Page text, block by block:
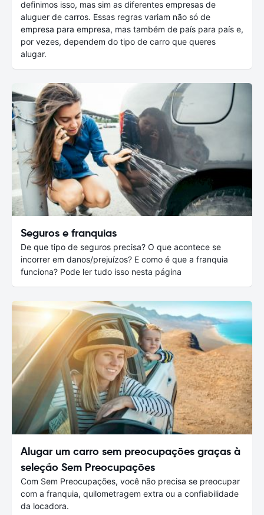
definimos isso, mas sim as diferentes empresas de
aluguer de carros. Essas regras variam não só de
empresa para empresa, mas também de país para país e,
por vezes, dependem do tipo de carro que queres
alugar.
Seguros e franquias
De que tipo de seguros precisa? O que acontece se
incorrer em danos/prejuízos? E como é que a franquia
funciona? Pode ler tudo isso nesta página
Alugar um carro sem preocupações graças à
seleção Sem Preocupações
Com Sem Preocupações, você não precisa se preocupar
com a franquia, quilometragem extra ou a confiabilidade
da locadora.